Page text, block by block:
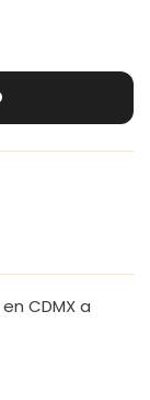
CDMX a